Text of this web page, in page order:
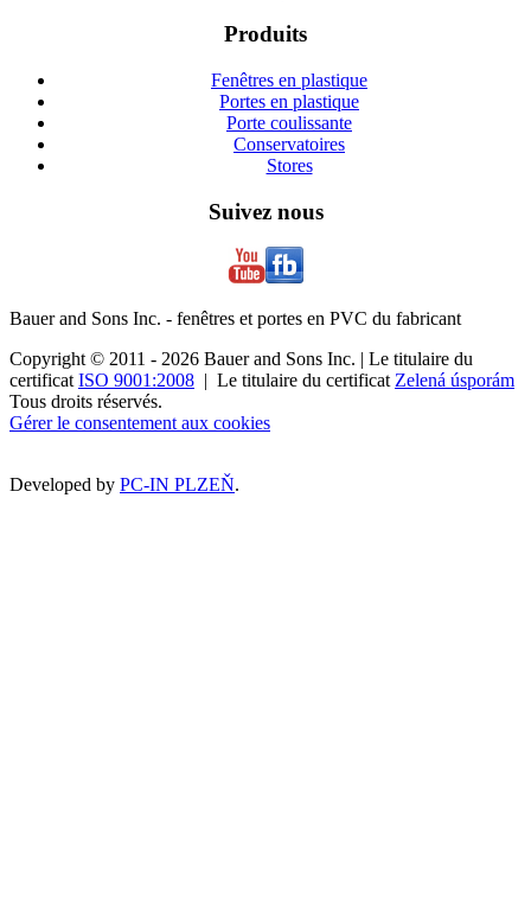
Produits
Fenêtres en plastique
Portes en plastique
Porte coulissante
Conservatoires
Stores
Suivez nous
Bauer and Sons Inc. - fenêtres et portes en PVC du fabricant
Copyright © 2011 - 2026 Bauer and Sons Inc. | Le titulaire du
certificatISO 9001:2008 | Le titulaire du certificatZelená úsporám
Tous droits réservés.
Gérer le consentement aux cookies
Developed by PC-IN PLZEŇ.